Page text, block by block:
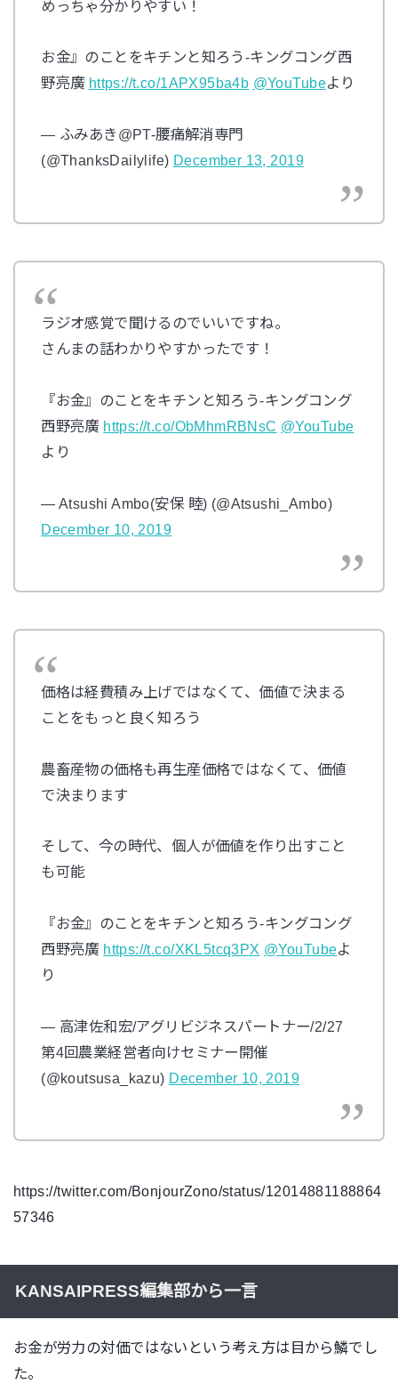
めっちゃ分かりやすい！
お金』のことをキチンと知ろう-キングコング西
野亮廣 https://t.co/1APX95ba4b @YouTubeより
— ふみあき@PT-腰痛解消専門
(@ThanksDailylife) December 13, 2019
ラジオ感覚で聞けるのでいいですね。
さんまの話わかりやすかったです！
『お金』のことをキチンと知ろう-キングコング
西野亮廣 https://t.co/ObMhmRBNsC @YouTube
より
— Atsushi Ambo(安保 睦) (@Atsushi_Ambo)
December 10, 2019
価格は経費積み上げではなくて、価値で決まる
ことをもっと良く知ろう
農畜産物の価格も再生産価格ではなくて、価値
で決まります
そして、今の時代、個人が価値を作り出すこと
も可能
『お金』のことをキチンと知ろう-キングコング
西野亮廣 https://t.co/XKL5tcq3PX @YouTubeよ
り
— 高津佐和宏/アグリビジネスパートナー/2/27
第4回農業経営者向けセミナー開催
(@koutsusa_kazu) December 10, 2019
https://twitter.com/BonjourZono/status/12014881188864
57346
KANSAIPRESS編集部から一言
お金が労力の対価ではないという考え方は目から鱗でし
た。